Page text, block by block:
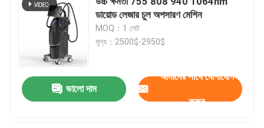
ডায়োড লেজার চুল অপসারণ মেশিন
MOQ：1 সেট
মূল্য：2500$-2950$
ভালো দাম
আমাদের সাথে যোগাযোগ
করুন